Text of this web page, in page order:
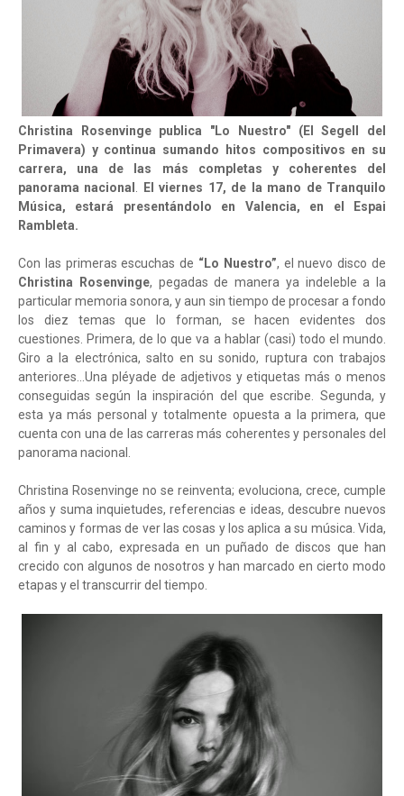
Christina Rosenvinge publica "Lo Nuestro" (El Segell del
Primavera) y continua sumando hitos compositivos en su
carrera, una de las más completas y coherentes del
panorama nacional .
El viernes 17, de la mano de Tranquilo
Música, estará presentándolo en Valencia, en el Espai
Rambleta.
Con las primeras escuchas de “Lo Nuestro”, el nuevo disco de
Christina Rosenvinge, pegadas de manera ya indeleble a la
particular memoria sonora, y aun sin tiempo de procesar a fondo
los diez temas que lo forman, se hacen evidentes dos
cuestiones. Primera, de lo que va a hablar (casi) todo el mundo.
Giro a la electrónica, salto en su sonido, ruptura con trabajos
anteriores...Una pléyade de adjetivos y etiquetas más o menos
conseguidas según la inspiración del que escribe. Segunda, y
esta ya más personal y totalmente opuesta a la primera, que
cuenta con una de las carreras más coherentes y personales del
panorama nacional.
Christina Rosenvinge no se reinventa; evoluciona, crece, cumple
años y suma inquietudes, referencias e ideas, descubre nuevos
caminos y formas de ver las cosas y los aplica a su música. Vida,
al fin y al cabo, expresada en un puñado de discos que han
crecido con algunos de nosotros y han marcado en cierto modo
etapas y el transcurrir del tiempo.